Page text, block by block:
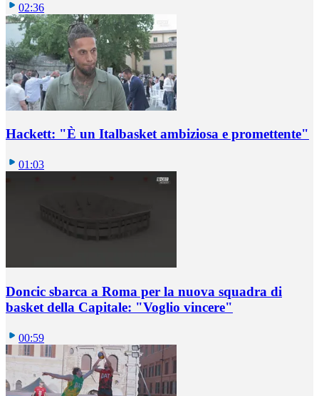
02:36
Hackett: "È un Italbasket ambiziosa e promettente"
01:03
Doncic sbarca a Roma per la nuova squadra di
basket della Capitale: "Voglio vincere"
00:59